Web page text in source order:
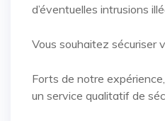
d’éventuelles intrusions
Vous souhaitez sécuriser
Forts de notre
un service qualitatif de